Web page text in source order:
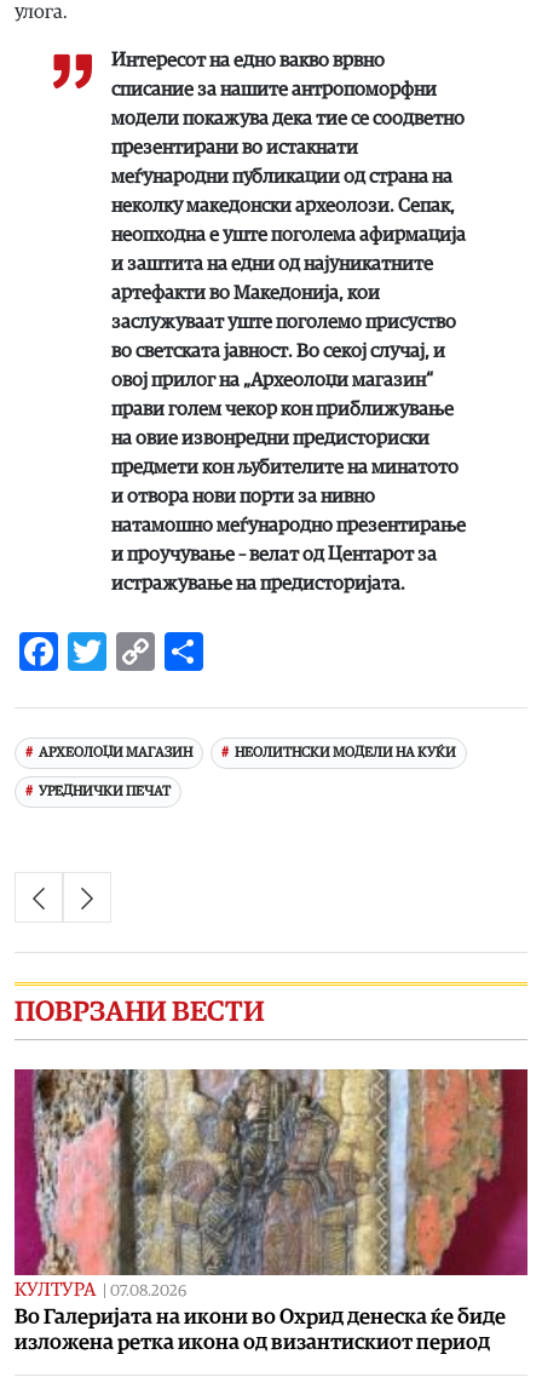
улога.
Интересот на едно вакво врвно
списание за нашите антропоморфни
модели покажува дека тие се соодветно
презентирани во истакнати
меѓународни публикации од страна на
неколку македонски археолози. Сепак,
неопходна е уште поголема афирмација
и заштита на едни од најуникатните
артефакти во Македонија, кои
заслужуваат уште поголемо присуство
во светската јавност. Во секој случај, и
овој прилог на „Археолоџи магазин“
прави голем чекор кон приближување
на овие извонредни предисториски
предмети кон љубителите на минатото
и отвора нови порти за нивно
натамошно меѓународно презентирање
и проучување – велат од Центарот за
истражување на предисторијата.
Facebook
Twitter
Copy
АРХЕОЛОЏИ МАГАЗИН НЕОЛИТНСКИ МОДЕЛИ НА КУЌИ
УРЕДНИЧКИ ПЕЧАТ
ПОВРЗАНИ ВЕСТИ
КУЛТУРА 07.08.2026
Во Галеријата на икони во Охрид денеска ќе биде
изложена ретка икона од византискиот период